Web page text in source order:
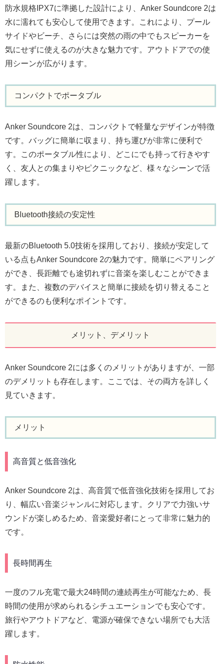
防水規格IPX7に準拠した設計により、Anker Soundcore 2は
水に濡れても安心して使用できます。これにより、プール
サイドやビーチ、さらには突然の雨の中でもスピーカーを
気にせずに使えるのが大きな魅力です。アウトドアでの使
用シーンが広がります。
コンパクトでポータブル
Anker Soundcore 2は、コンパクトで軽量なデザインが特徴
です。バッグに簡単に収まり、持ち運びが非常に便利で
す。このポータブル性により、どこにでも持って行きやす
く、友人との集まりやピクニックなど、様々なシーンで活
躍します。
Bluetooth接続の安定性
最新のBluetooth 5.0技術を採用しており、接続が安定して
いる点もAnker Soundcore 2の魅力です。簡単にペアリング
ができ、長距離でも途切れずに音楽を楽しむことができま
す。また、複数のデバイスと簡単に接続を切り替えること
ができるのも便利なポイントです。
メリット、デメリット
Anker Soundcore 2には多くのメリットがありますが、一部
のデメリットも存在します。ここでは、その両方を詳しく
見ていきます。
メリット
高音質と低音強化
Anker Soundcore 2は、高音質で低音強化技術を採用してお
り、幅広い音楽ジャンルに対応します。クリアで力強いサ
ウンドが楽しめるため、音楽愛好者にとって非常に魅力的
です。
長時間再生
一度のフル充電で最大24時間の連続再生が可能なため、長
時間の使用が求められるシチュエーションでも安心です。
旅行やアウトドアなど、電源が確保できない場所でも大活
躍します。